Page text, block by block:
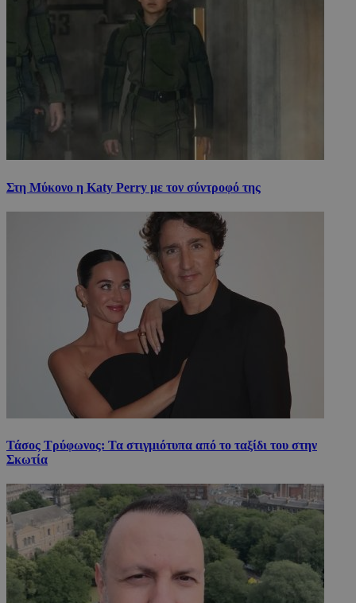
Στη Μύκονο η Katy Perry με τον σύντροφό της
Τάσος Τρύφωνος: Τα στιγμιότυπα από το ταξίδι του στην
Σκωτία